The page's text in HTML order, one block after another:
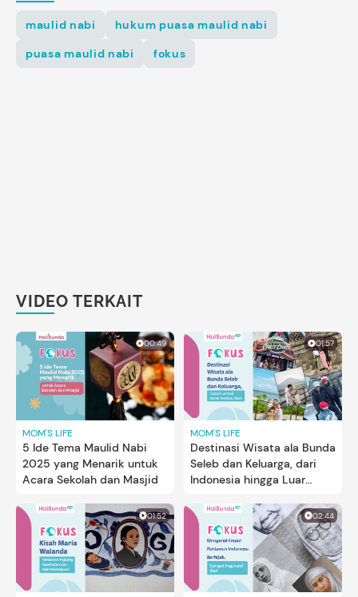
maulid nabi
hukum puasa maulid nabi
puasa maulid nabi
fokus
VIDEO TERKAIT
00:49
MOM'S LIFE
5 Ide Tema Maulid Nabi
2025 yang Menarik untuk
Acara Sekolah dan Masjid
01:57
MOM'S LIFE
Destinasi Wisata ala Bunda
Seleb dan Keluarga, dari
Indonesia hingga Luar
01:52 02:44